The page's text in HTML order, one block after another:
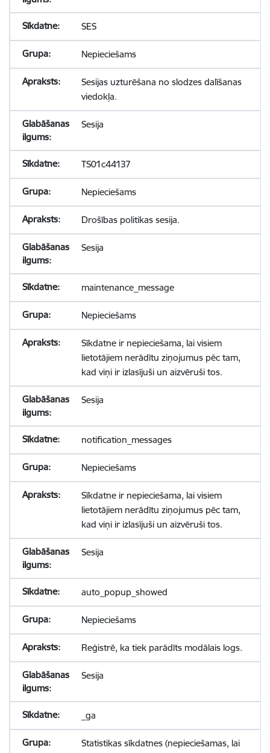
SES
Nepieciešams
Sesijas uzturēšana no slodzes dalīšanas
viedokļa.
Sesija
TS01c44137
Nepieciešams
Drošības politikas sesija.
Sesija
maintenance_message
Nepieciešams
Sīkdatne ir nepieciešama, lai visiem
lietotājiem nerādītu ziņojumus pēc tam,
kad viņi ir izlasījuši un aizvēruši tos.
Sesija
notification_messages
Nepieciešams
Sīkdatne ir nepieciešama, lai visiem
lietotājiem nerādītu ziņojumus pēc tam,
kad viņi ir izlasījuši un aizvēruši tos.
Sesija
auto_popup_showed
Nepieciešams
Reģistrē, ka tiek parādīts modālais logs.
Sesija
_ga
Statistikas sīkdatnes (nepieciešamas, lai